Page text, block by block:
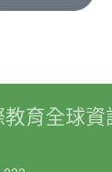
育全球資